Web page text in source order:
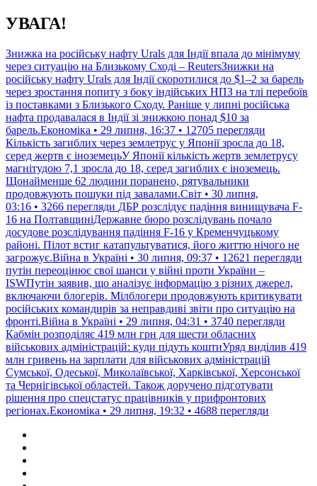
Перейти
до
УВАГА!
Знижка на російську нафту Urals для Індії впала до мінімуму
через ситуацію на Близькому Сході – ReutersЗнижки на
російську нафту Urals для Індії скоротилися до $1–2 за барель
через зростання попиту з боку індійських НПЗ на тлі перебоїв
із поставками з Близького Сходу. Раніше у липні російська
нафта продавалася в Індії зі знижкою понад $10 за
барель.Економіка • 29 липня, 16:37 • 12705 перегляди
Кількість загиблих через землетрус у Японії зросла до 18,
серед жертв є іноземецьУ Японії кількість жертв землетрусу
магнітудою 7,1 зросла до 18, серед загиблих є іноземець.
Щонайменше 62 людини поранено, рятувальники
продовжують пошуки під завалами.Світ • 30 липня,
03:16 • 3266 перегляди ДБР розслідує падіння винищувача F-
16 на ПолтавщиніДержавне бюро розслідувань почало
досудове розслідування падіння F-16 у Кременчуцькому
районі. Пілот встиг катапультуватися, його життю нічого не
загрожує.Війна в Україні • 30 липня, 09:37 • 12621 перегляди
путін переоцінює свої шанси у війні проти України –
ISWПутін заявив, що аналізує інформацію з різних джерел,
включаючи блогерів. Мілблогери продовжують критикувати
російських командирів за неправдиві звіти про ситуацію на
фронті.Війна в Україні • 29 липня, 04:31 • 3740 перегляди
Кабмін розподіляє 419 млн грн для шести обласних
військових адміністрацій: куди підуть коштиУряд виділив 419
млн гривень на зарплати для військових адміністрацій
Сумської, Одеської, Миколаївської, Харківської, Херсонської
та Чернігівської областей. Також доручено підготувати
рішення про спецстатус працівників у прифронтових
регіонах.Економіка • 29 липня, 19:32 • 4688 перегляди